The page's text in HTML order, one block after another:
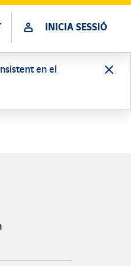
INICIA SESSIÓ
en el